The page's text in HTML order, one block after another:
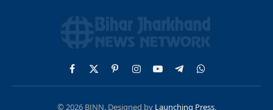
Facebook
X
(Twitter)
PinterestInstagram
YouTubeTelegramWhatsApp
© 2026 BJNN. Designed by Launching Press.